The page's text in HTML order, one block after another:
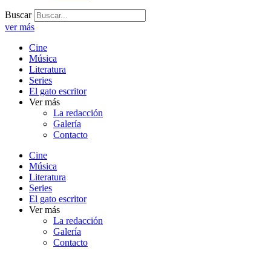
Buscar
ver más
Cine
Música
Literatura
Series
El gato escritor
Ver más
La redacción
Galería
Contacto
Cine
Música
Literatura
Series
El gato escritor
Ver más
La redacción
Galería
Contacto